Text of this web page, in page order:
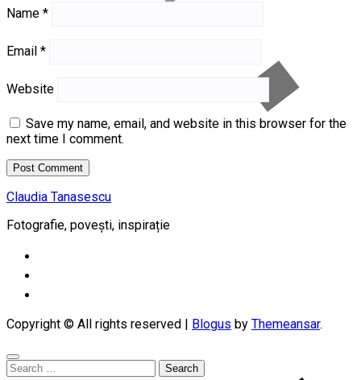
Name *
Email *
Website
Save my name, email, and website in this browser for the
next time I comment.
Claudia Tanasescu
Fotografie, povești, inspirație
Copyright © All rights reserved Blogus by Themeansar.
Search